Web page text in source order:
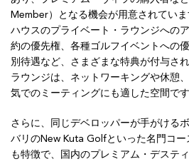
Member）となる機会が用意されてい
ハウスのプライベート・ラウンジへの
約の優先権、各種ゴルフイベントへの
別待遇など、さまざまな特典が付与さ
ラウンジは、ネットワーキングや休憩
気でのミーティングにも適した空間です
さらに、同じデベロッパーが手がける
バリのNew Kuta Golfといった名門コ
も特徴で、国内のプレミアム・デステ